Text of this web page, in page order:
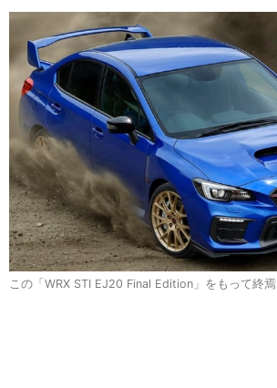
この「WRX STI EJ20 Final Edition」をもって終焉